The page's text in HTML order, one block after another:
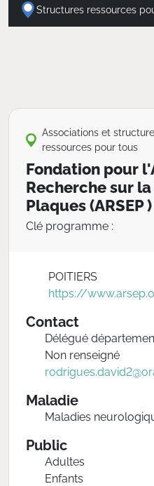
Structures ressources
Associations et
ressources pour tous
Fondation pour
Recherche sur
Plaques (ARSEP )
Clé programme :
POITIERS
https://
Contact
Délégué
Non renseigné
Maladie
Maladies
Public
Adultes
Enfants